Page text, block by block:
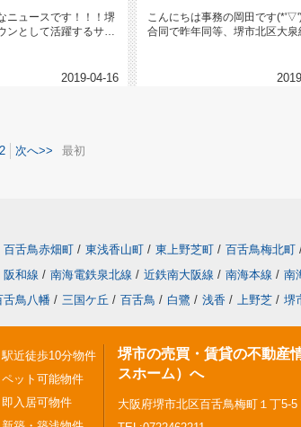
ニュースです！！！堺
ンとして活躍するサッ
2019-04-16
こんにちは事務の岡田です
合同で昨年同等、堺市北区大泉
2 次へ>> 最初
百舌鳥赤畑町 / 東浅香山町 / 東上野芝町 / 百舌鳥梅北町
阪和線 / 南海電鉄泉北線 / 近鉄南大阪線 / 南海本線 / 南
舌鳥八幡 / 三国ケ丘 / 百舌鳥 / 白鷺 / 浅香 / 上野芝 / 堺
駅近徒歩10分物件
ペット可能物件
即入居可物件
堺市の売買・賃貸の不動産
スホーム）へ
大阪府堺市北区百舌鳥梅町１丁5-